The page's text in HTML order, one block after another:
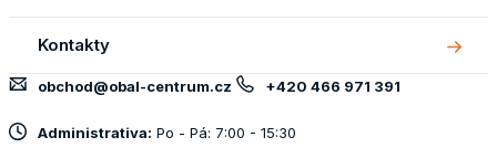
nás
Kontakty
obchod@obal-centrum.cz +420 466 971 391
Administrativa: Po - Pá: 7:00 - 15:30